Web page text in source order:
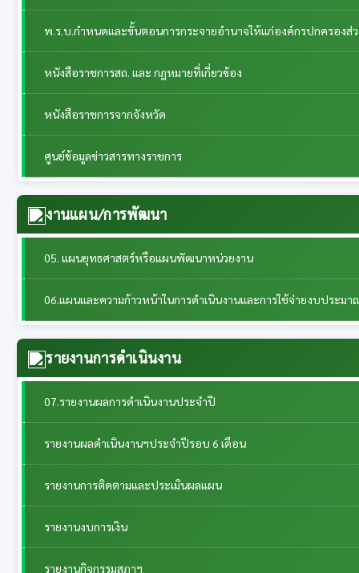
พ.ร.บ.กำหนดและขั้นตอนการกระจายอำนาจให้แก่องค์กรปกครอง
หนังสือราชการสถ. และ กฎหมายที่เกี่ยวข้อง
หนังสือราชการจากจังหวัด
ศูนย์ข้อมูลข่าวสารทางราชการ
งานแผน/การพัฒนา
05. แผนยุทธศาสตร์หรือแผนพัฒนาหน่วยงาน
06.แผนและความก้าวหน้าในการดำเนินงานและการใช้จ่ายงบประมา
รายงานการดำเนินงาน
07.รายงานผลการดำเนินงานประจำปี
รายงานผลดำเนินงานฯประจำปีรอบ 6 เดือน
รายงานการติดตามและประเมินผลแผน
รายงานงบการเงิน
รายงานกิจกรรมสภาฯ